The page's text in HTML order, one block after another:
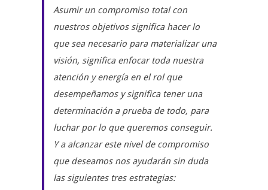
Asumir un compromiso total con
nuestros objetivos significa hacer lo
que sea necesario para materializar una
visión, significa enfocar toda nuestra
atención y energía en el rol que
desempeñamos y significa tener una
determinación a prueba de todo, para
luchar por lo que queremos conseguir.
Y a alcanzar este nivel de compromiso
que deseamos nos ayudarán sin duda
las siguientes tres estrategias: